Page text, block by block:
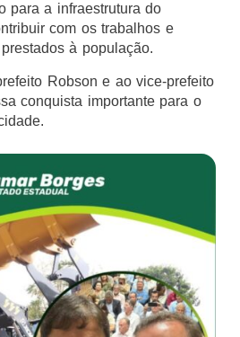
para a infraestrutura do
com os trabalhos e
à população.
Robson e ao vice-prefeito
conquista importante para o